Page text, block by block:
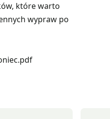
które warto
wypraw po